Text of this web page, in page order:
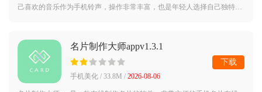
己喜欢的音乐作为手机铃声，操作非常丰富，也是年轻人选择自己独特铃
名片制作大师appv1.3.1
手机美化 / 33.8M / 2026-08-06
下载